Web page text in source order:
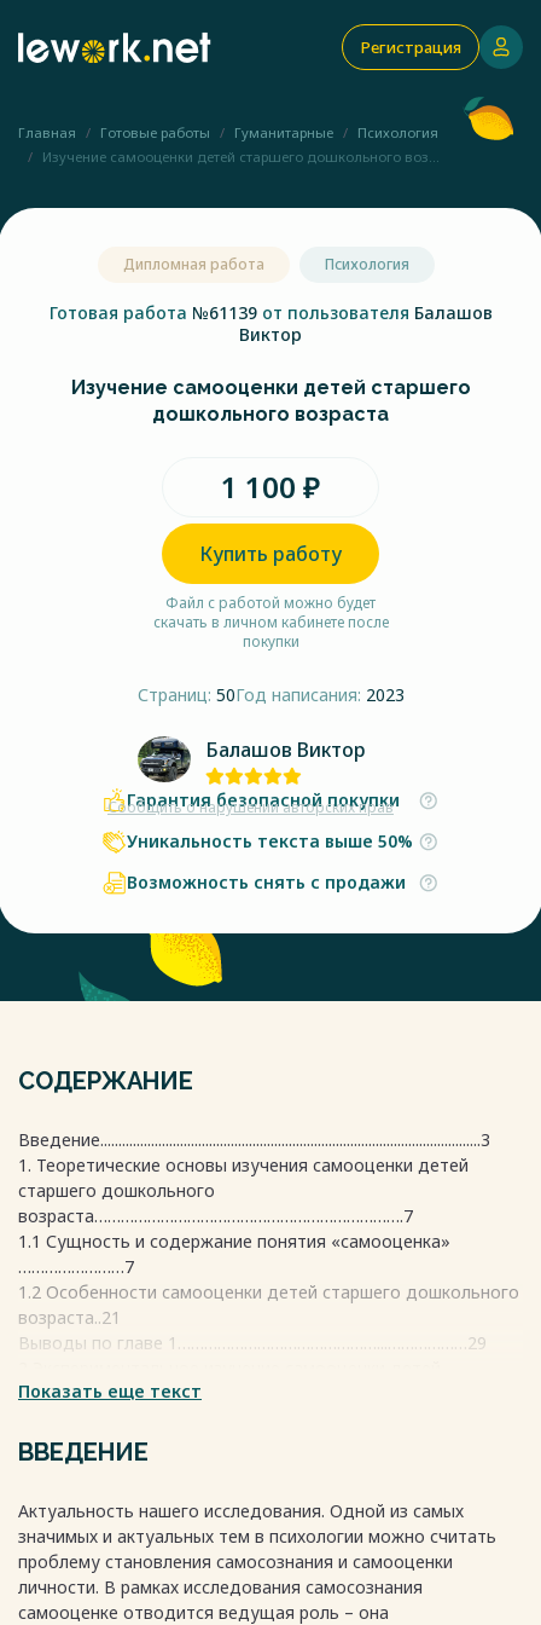
Регистрация
Главная Готовые работы Гуманитарные
Психология
Изучение самооценки детей старшего дошкольного воз...
Дипломная работа Психология
Готовая работа №61139 от пользователя Балашов
Виктор
Изучение самооценки детей старшего
дошкольного возраста
1 100 ₽
Купить работу
Файл с работой можно будет
скачать в личном кабинете после
покупки
Страниц: 50Год написания: 2023
Балашов Виктор
Сообщить о нарушении авторских прав
Гарантия безопасной покупки
Уникальность текста выше 50%
Возможность снять с продажи
СОДЕРЖАНИЕ
Введение.........................................................................................................3
1. Теоретические основы изучения самооценки детей
старшего дошкольного
возраста…………………………………………………………….7
1.1 Сущность и содержание понятия «самооценка»
……………………7
1.2 Особенности самооценки детей старшего дошкольного
возраста..21
Выводы по главе 1………………………………………...………………29
дошкольного
2.1 Описание и обоснование методов изучения самооценки
у детей дошкольного возраста
2.2 Анализ и обработка результатов исследования …………….
……..36
Выводы по главе 2………………………………………………………...43
Заключение……………………………….……………………………….44
Показать еще текст
ВВЕДЕНИЕ
Актуальность нашего исследования. Одной из самых
значимых и актуальных тем в психологии можно считать
проблему становления самосознания и самооценки
личности. В рамках исследования самосознания
самооценке отводится ведущая роль – она